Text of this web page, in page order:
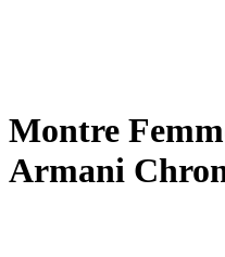
Montre
Armani